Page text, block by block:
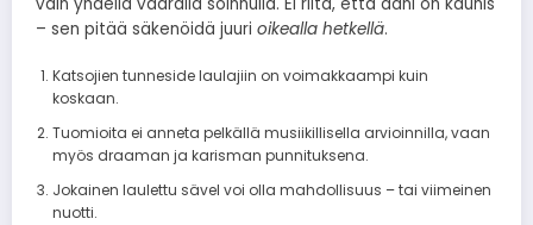
– sen pitää säkenöidä juuri oikealla hetkellä.
Katsojien tunneside laulajiin on voimakkaampi kuin
koskaan.
Tuomioita ei anneta pelkällä musiikillisella arvioinnilla, vaan
myös draaman ja karisman punnituksena.
Jokainen laulettu sävel voi olla mahdollisuus – tai viimeinen
nuotti.